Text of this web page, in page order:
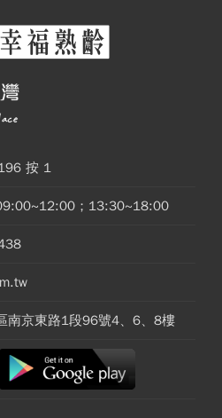
按 1
；13:30~18:00
南京東路1段96號4、6、8樓